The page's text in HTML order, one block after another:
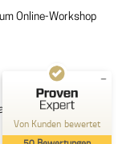
Online-Workshop
Von Kunden bewertet
100
%
ProvenExpert.com
Profil werfen